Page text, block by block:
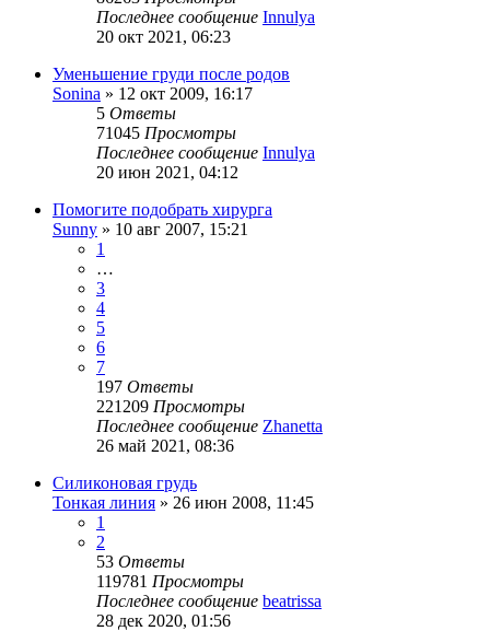
Последнее сообщение Innulya
20 окт 2021, 06:23
Уменьшение груди после родов
Sonina » 12 окт 2009, 16:17
5 Ответы
71045 Просмотры
Последнее сообщение Innulya
20 июн 2021, 04:12
Помогите подобрать хирурга
Sunny » 10 авг 2007, 15:21
1
…
3
4
5
6
7
197 Ответы
221209 Просмотры
Последнее сообщение Zhanetta
26 май 2021, 08:36
Силиконовая грудь
Тонкая линия » 26 июн 2008, 11:45
1
2
53 Ответы
119781 Просмотры
Последнее сообщение beatrissa
28 дек 2020, 01:56